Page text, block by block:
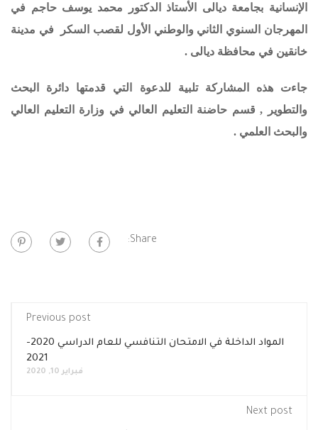
الإنسانية بجامعة ديالى الأستاذ الدكتور محمد يوسف حاجم في
المهرجان السنوي الثاني والوطني الأول لقصب السكر
في مدينة
خانقين في محافظة ديالى .
جاءت هذه المشاركة تلبية للدعوة التي قدمتها دائرة البحث
والتطوير , قسم حاضنة التعليم العالي في وزارة التعليم العالي
والبحث العلمي .
Share:
Previous post
المواد الداخلة في الامتحان التنافسي للعام الدراسي 2020-
2021
فبراير 10, 2020
Next post